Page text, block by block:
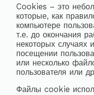
Cookies – это
которые, как
компьютере
т.е. до окончания
некоторых случаях
посещении
или несколько
пользователя или
Файлы cookie